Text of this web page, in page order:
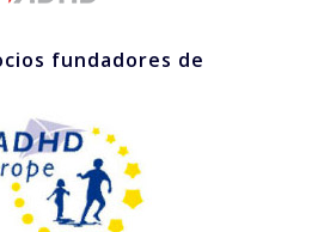
fundadores de